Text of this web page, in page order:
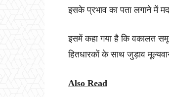
इसके प्रभाव का पता लगाने में
इसमें कहा गया है कि वकालत
हितधारकों के साथ जुड़ाव
Also Read